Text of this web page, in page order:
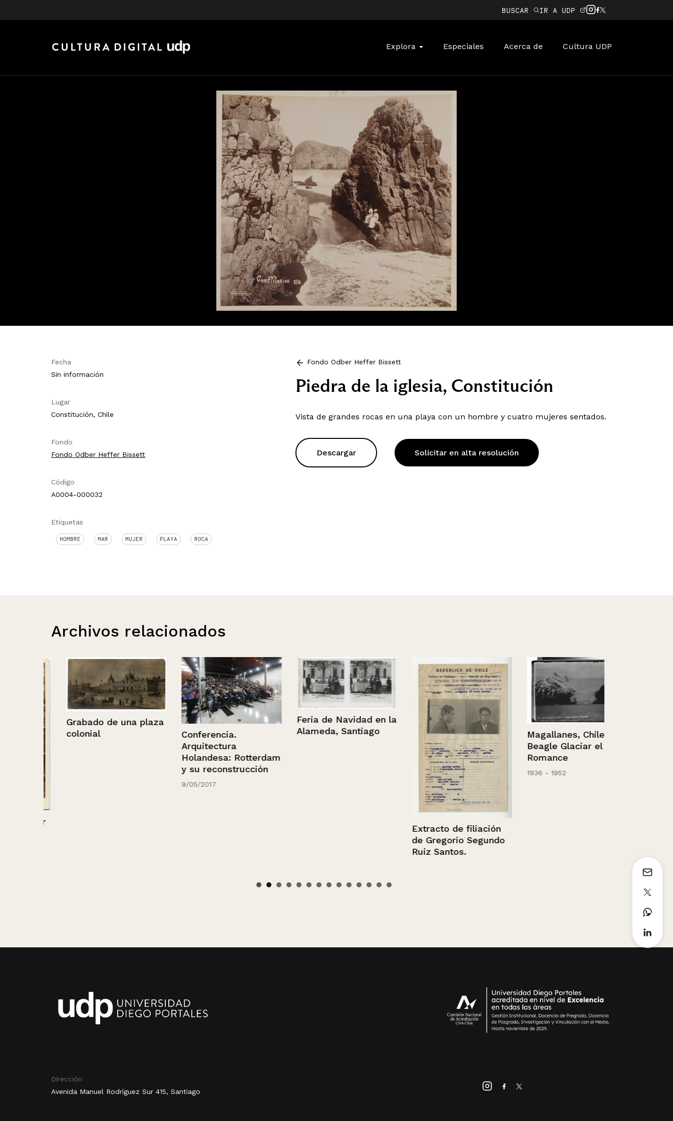
BUSCAR IR A UDP
Explora Especiales Acerca de Cultura UDP
Fecha
Sin información
Lugar
Constitución, Chile
Fondo
Fondo Odber Heffer Bissett
Código
A0004-000032
Etiquetas
HOMBRE MAR MUJER PLAYA ROCA
Fondo Odber Heffer Bissett
Piedra de la iglesia, Constitución
Vista de grandes rocas en una playa con un hombre y cuatro mujeres sentados.
Descargar Solicitar en alta resolución
Archivos relacionados
Grabado de una plaza
colonial
Conferencia.
Arquitectura
Holandesa: Rotterdam
y su reconstrucción
9/05/2017
Feria de Navidad en la
Alameda, Santiago
Extracto de filiación
de Gregorio Segundo
Ruiz Santos.
Magallanes, Chile, C.
Beagle Glaciar el
Romance
1936 - 1952
Dirección
Avenida Manuel Rodríguez Sur 415, Santiago